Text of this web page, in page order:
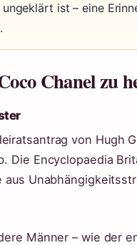
ist – eine
Chanel zu
von Hugh
Die Encyclopaedia
aus
Männer – wie der